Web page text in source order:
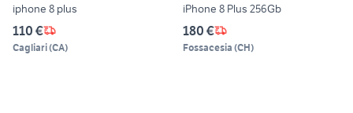
iphone 8 plus
110 €
Cagliari(CA)
iPhone 8 Plus 256Gb
180 €
Fossacesia (CH)